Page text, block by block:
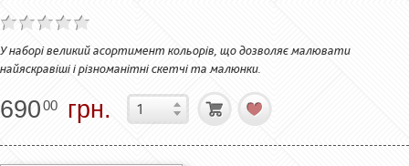
У наборі великий асортимент кольорів, що дозволяє малювати
найяскравіші і різноманітні скетчі та малюнки.
69000 грн.